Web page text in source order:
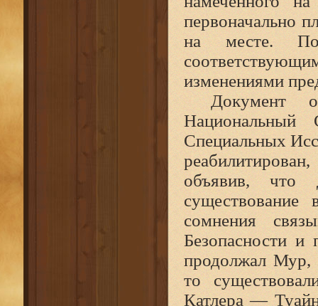
первоначально
на месте.
изменениями
Документ
Национальный
Специальных
объявив, что
сомнения
Безопасности
продолжал Мур,
то
Катлера —